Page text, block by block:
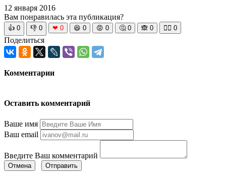
12 января 2016
Вам понравилась эта публикация?
👍 0 👎 0 ❤ 0 😆 0 😡 0 🤔 0 🙈 0 🧘‍♀️ 0
Поделиться
Комментарии
Оставить комментарий
Ваше имя
Ваш email
Введите Ваш комментарий
Отмена Отправить